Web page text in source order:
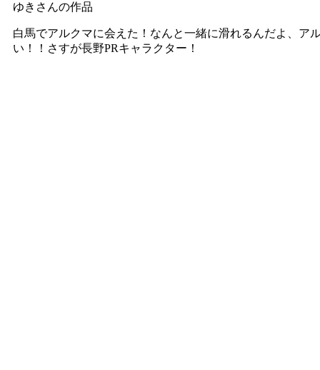
ゆきさんの作品
白馬でアルクマに会えた！なんと一緒に滑れるんだよ、ア
い！！さすが長野PRキャラクター！